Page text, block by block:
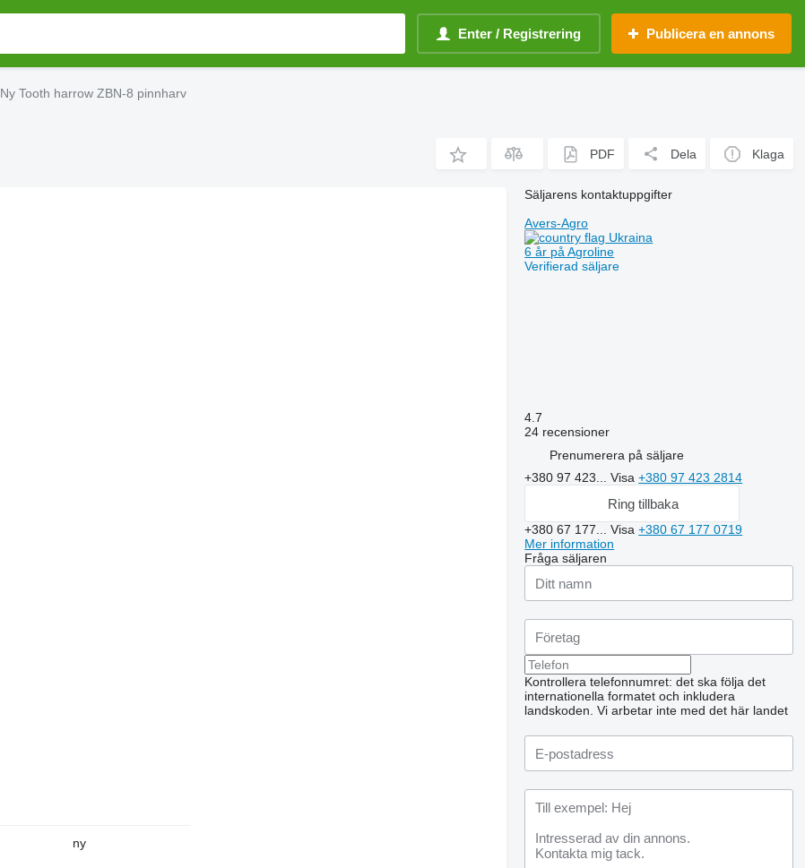
Enter / Registrering Publicera en annons
Ny Tooth harrow ZBN-8 pinnharv
PDF Dela Klaga
Begär ytterligare foton
ny
Säljarens kontaktuppgifter
Avers-Agro
Ukraina
6 år på Agroline
Verifierad säljare
4.7
24 recensioner
Prenumerera på säljare
+380 97 423...Visa+380 97 423 2814
Ring tillbaka
+380 67 177...Visa+380 67 177 0719
Mer information
Fråga säljaren
Kontrollera telefonnumret: det ska följa det
internationella formatet och inkludera
landskoden. Vi arbetar inte med det här landet